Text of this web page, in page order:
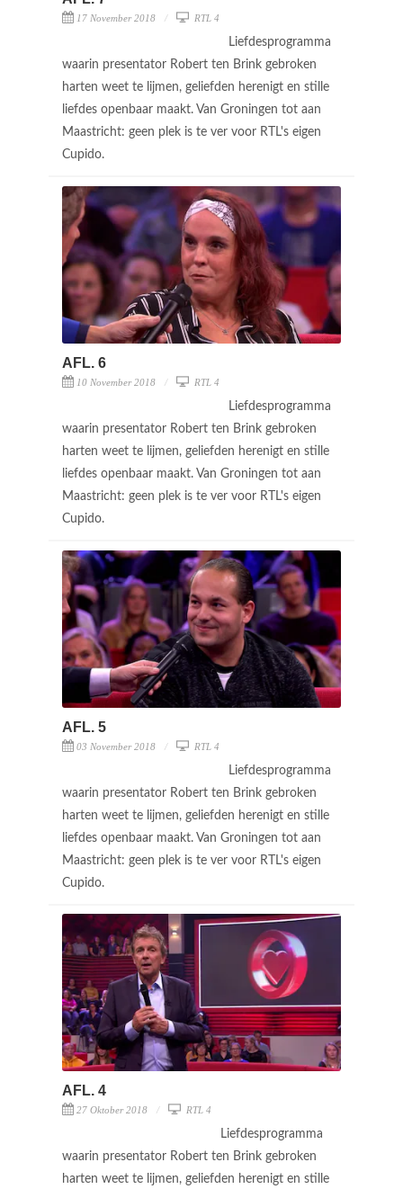
17 November 2018 RTL 4
Liefdesprogramma
waarin presentator Robert ten Brink gebroken
harten weet te lijmen, geliefden herenigt en stille
liefdes openbaar maakt. Van Groningen tot aan
Maastricht: geen plek is te ver voor RTL's eigen
Cupido.
AFL. 6
10 November 2018 RTL 4
Liefdesprogramma
waarin presentator Robert ten Brink gebroken
harten weet te lijmen, geliefden herenigt en stille
liefdes openbaar maakt. Van Groningen tot aan
Maastricht: geen plek is te ver voor RTL's eigen
Cupido.
AFL. 5
03 November 2018 RTL 4
Liefdesprogramma
waarin presentator Robert ten Brink gebroken
harten weet te lijmen, geliefden herenigt en stille
liefdes openbaar maakt. Van Groningen tot aan
Maastricht: geen plek is te ver voor RTL's eigen
Cupido.
AFL. 4
27 Oktober 2018 RTL 4
Liefdesprogramma
waarin presentator Robert ten Brink gebroken
harten weet te lijmen, geliefden herenigt en stille